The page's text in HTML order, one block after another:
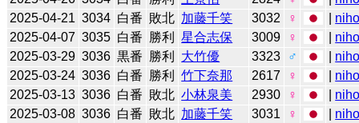
2025-04-21 3034 白番 敗北 加藤千笑 3032 ♀
2025-04-07 3035 白番 勝利 星合志保 3009 ♀
2025-03-29 3036 黒番 勝利 大竹優 3323 ♂
2025-03-24 3036 白番 勝利 竹下奈那 2617 ♀
2025-03-13 3036 白番 敗北 小林泉美 2930 ♀
2025-03-08 3036 白番 敗北 加藤千笑 3031 ♀